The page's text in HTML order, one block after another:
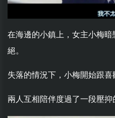
在海邊的小鎮上，女主小梅
絕。
失落的情況下，小梅開始跟喜
兩人互相陪伴度過了一段壓抑